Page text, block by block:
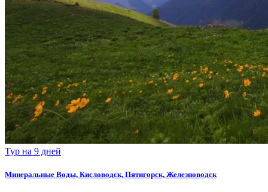
Тур на 9 дней
Минеральные Воды, Кисловодск, Пятигорск, Железноводск